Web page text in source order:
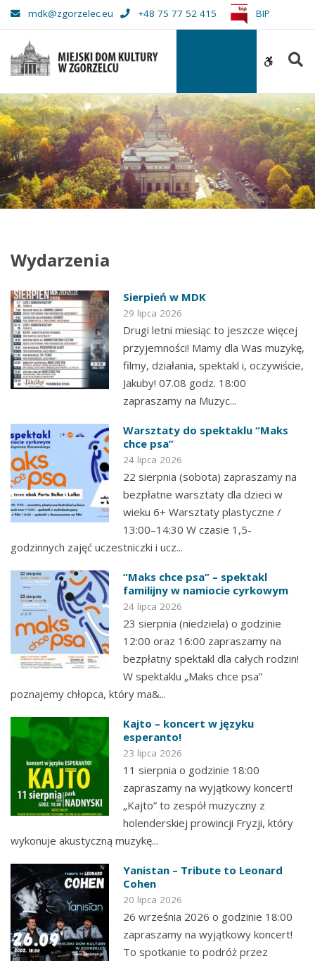
Miejski
Dom
Kultury
Zgorzelcu
mdk@zgorzelec.eu +48 75 77 52 415 BIP
WCAG
Wydarzenia
Sierpień w MDK
29 lipca 2026
Drugi letni miesiąc to jeszcze więcej
przyjemności! Mamy dla Was muzykę,
filmy, działania, spektakl i, oczywiście,
Jakuby! 07.08 godz. 18:00
zapraszamy na Muzyc...
Warsztaty do spektaklu “Maks
chce psa”
24 lipca 2026
22 sierpnia (sobota) zapraszamy na
bezpłatne warsztaty dla dzieci w
wieku 6+ Warsztaty plastyczne /
13:00–14:30 W czasie 1,5-
godzinnych zajęć uczestniczki i ucz...
“Maks chce psa” – spektakl
familijny w namiocie cyrkowym
24 lipca 2026
23 sierpnia (niedziela) o godzinie
12:00 oraz 16:00 zapraszamy na
bezpłatny spektakl dla całych rodzin!
W spektaklu „Maks chce psa”
poznajemy chłopca, który ma&...
Kajto – koncert w języku
esperanto!
23 lipca 2026
11 sierpnia o godzinie 18:00
zapraszamy na wyjątkowy koncert!
„Kajto” to zespół muzyczny z
holenderskiej prowincji Fryzji, który
wykonuje akustyczną muzykę...
Yanistan – Tribute to Leonard
Cohen
20 lipca 2026
26 września 2026 o godzinie 18:00
zapraszamy na wyjątkowy koncert!
To spotkanie to podróż przez